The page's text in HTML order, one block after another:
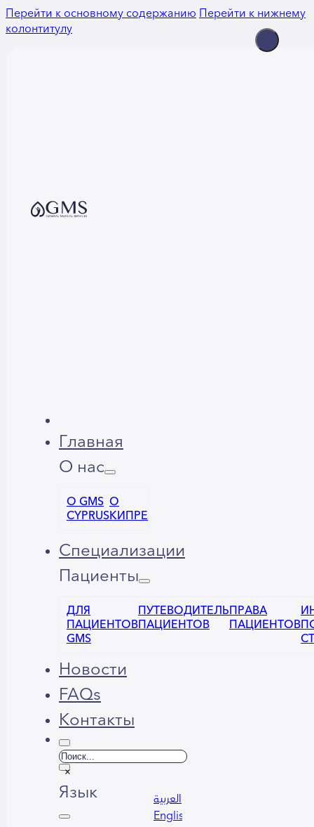
Перейти к основному содержаниюПерейти к нижнему
колонтитулу
Главная
О нас
О GMS
CYPRUS
О
КИПРЕ
Специализации
Пациенты
ДЛЯ
ПАЦИЕНТОВ
GMS
ПУТЕВОДИТЕЛЬ
ПАЦИЕНТОВ
ПРАВА
ПАЦИЕНТОВ
Новости
FAQs
Контакты
Поиск
×
Язык
العربية
English